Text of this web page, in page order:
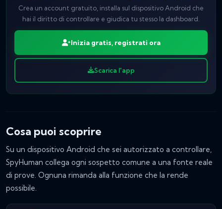
Crea un account gratuito, installa sul dispositivo Android che
hai il diritto di controllare e giudica tu stesso la dashboard.
Inizia gratis, registrati ora
Scarica l'app
Cosa puoi scoprire
Su un dispositivo Android che sei autorizzato a controllare,
SpyHuman collega ogni sospetto comune a una fonte reale
di prove. Ognuna rimanda alla funzione che la rende
possibile.